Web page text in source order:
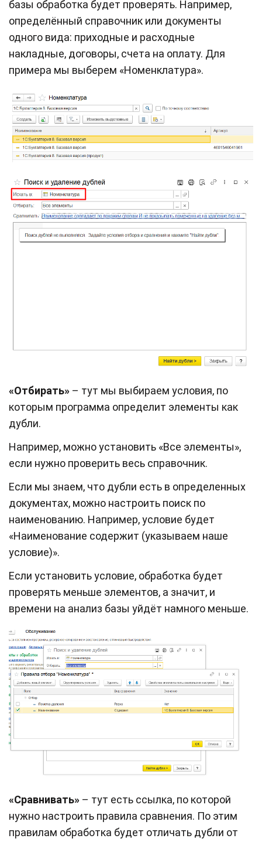
базы обработка будет проверять. Например,
определённый справочник или документы
одного вида: приходные и расходные
накладные, договоры, счета на оплату. Для
примера мы выберем «Номенклатура».
«Отбирать» – тут мы выбираем условия, по
которым программа определит элементы как
дубли.
Например, можно установить «Все элементы»,
если нужно проверить весь справочник.
Если мы знаем, что дубли есть в определенных
документах, можно настроить поиск по
наименованию. Например, условие будет
«Наименование содержит (указываем наше
условие)».
Если установить условие, обработка будет
проверять меньше элементов, а значит, и
времени на анализ базы уйдёт намного меньше.
«Сравнивать» – тут есть ссылка, по которой
нужно настроить правила сравнения. По этим
правилам обработка будет отличать дубли от